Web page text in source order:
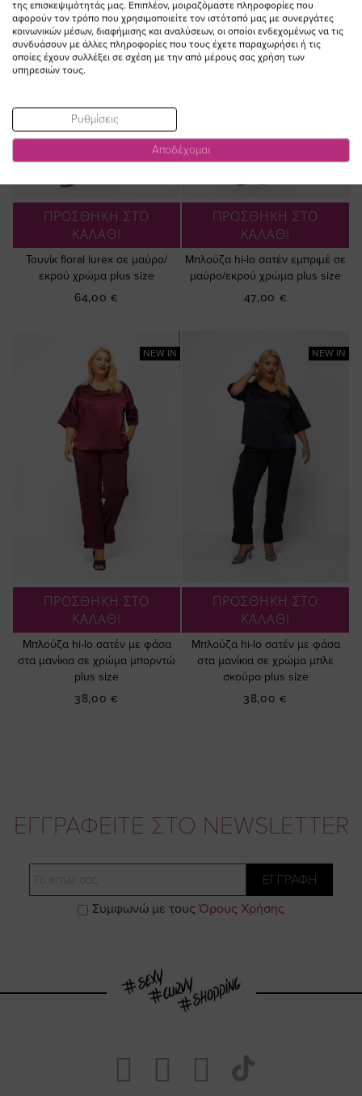
ΠΡΟΣΘΗΚΗ ΣΤΟ
ΚΑΛΑΘΙ
Τουνίκ floral lurex σε μαύρο/
εκρού χρώμα plus size
64,00 €
ΠΡΟΣΘΗΚΗ ΣΤΟ
ΚΑΛΑΘΙ
Μπλούζα hi-lo σατέν εμπριμέ σε
μαύρο/εκρού χρώμα plus size
47,00 €
NEW IN
ΠΡΟΣΘΗΚΗ ΣΤΟ
ΚΑΛΑΘΙ
Μπλούζα hi-lo σατέν με φάσα
στα μανίκια σε χρώμα μπορντώ
plus size
38,00 €
NEW IN
ΠΡΟΣΘΗΚΗ ΣΤΟ
ΚΑΛΑΘΙ
Μπλούζα hi-lo σατέν με φάσα
στα μανίκια σε χρώμα μπλε
σκούρο plus size
38,00 €
ΕΓΓΡΑΦΕΙΤΕ ΣΤΟ NEWSLETTER
ΕΓΓΡΑΦΗ
Συμφωνώ με τους Όρους Χρήσης
Visit Visit Visit
της επισκεψιμότητάς μας. Επιπλέον, μοιραζόμαστε πληροφορίες που
αφορούν τον τρόπο που χρησιμοποιείτε τον ιστότοπό μας με συνεργάτες
κοινωνικών μέσων, διαφήμισης και αναλύσεων, οι οποίοι ενδεχομένως να τις
συνδυάσουν με άλλες πληροφορίες που τους έχετε παραχωρήσει ή τις
οποίες έχουν συλλέξει σε σχέση με την από μέρους σας χρήση των
υπηρεσιών τους.
Ρυθμίσεις
Αποδέχομαι